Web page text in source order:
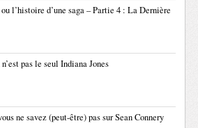
l’histoire d’une saga – Partie 4 : La Dernière
pas le seul Indiana Jones
ne savez (peut-être) pas sur Sean Connery